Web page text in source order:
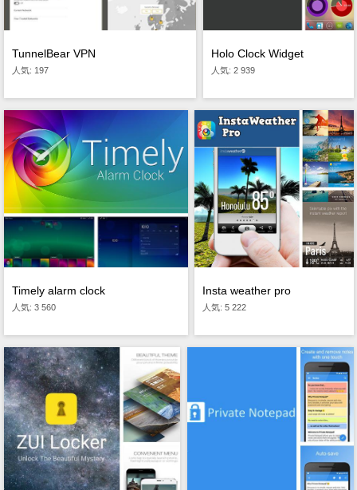
TunnelBear VPN
人気: 197
Holo Clock Widget
人気: 2 939
Timely alarm clock
人気: 3 560
Insta weather pro
人気: 5 222